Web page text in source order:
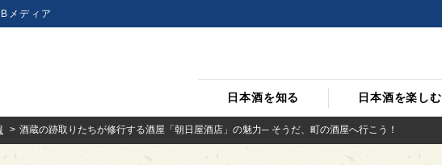
メディア
日本酒を知る 日本酒を楽しむ
酒蔵の跡取りたちが修行する酒屋「朝日屋酒店」の魅力─ そうだ、町の酒屋へ行こう！